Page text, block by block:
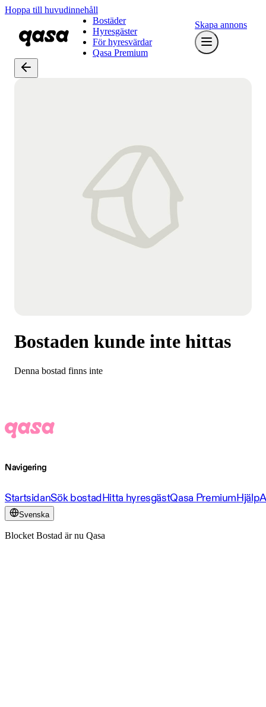
Hoppa till huvudinnehåll
Bostäder
Hyresgäster
För hyresvärdar
Qasa Premium
Skapa annons
Bostaden kunde inte hittas
Denna bostad finns inte
Navigering
StartsidanSök bostadHitta hyresgästQasa PremiumHjälp
Svenska
Blocket Bostad är nu Qasa